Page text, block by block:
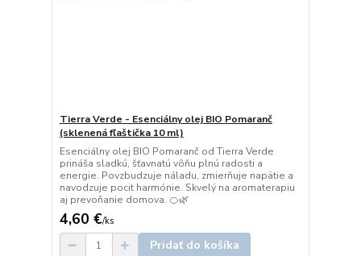
Tierra Verde - Esenciálny olej BIO Pomaranč
(sklenená fľaštička 10 ml)
Esenciálny olej BIO Pomaranč od Tierra Verde
prináša sladkú, šťavnatú vôňu plnú radosti a
energie. Povzbudzuje náladu, zmierňuje napätie a
navodzuje pocit harmónie. Skvelý na aromaterapiu
aj prevoňanie domova. 🍊🌿
4,60 €/ks
Pridať do košíka